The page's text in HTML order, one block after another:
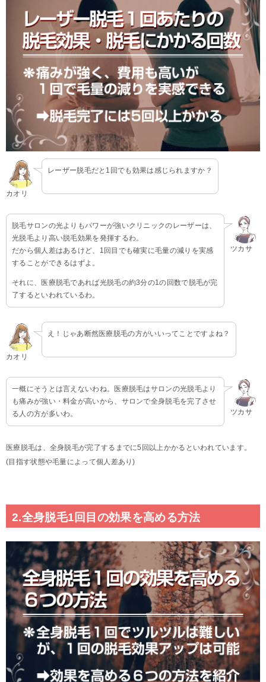
カオリ
レーザー脱毛だと1回でも効果は感じられますか？
ツカサ
脱毛サロンの光よりもパワーが強いクリニックのレーザーは、
光脱毛より高い脱毛効果を発揮するわ。
だから個人差はあるけど、1回目でも確実に毛量の減りを実感
することができるはずよ。
それに、医療脱毛であれば光脱毛の約3分の1の回数で脱毛が完
了するといわれているわ。
カオリ
え！じゃあ断然医療脱毛の方がいいってことですよね？
ツカサ
一概にそうとは言えないわね。医療脱毛はサロンの光脱毛より
も痛みが強い・料金が高いから、サロンで全身脱毛を完了させ
る人の方が多いわ。
医療脱毛は、全身脱毛が完了するまでに5回以上かかるといわれています。
(目指す状態や毛量によって個人差あり)
2.全身脱毛1回目の効果を高める方法